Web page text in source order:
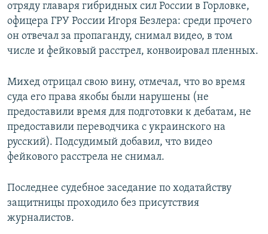
отряду главаря гибридных сил России в Горловке,
офицера ГРУ России Игоря Безлера: среди прочего
он отвечал за пропаганду, снимал видео, в том
числе и фейковый расстрел, конвоировал пленных.
Михед отрицал свою вину, отмечал, что во время
суда его права якобы были нарушены (не
предоставили время для подготовки к дебатам, не
предоставили переводчика с украинского на
русский). Подсудимый добавил, что видео
фейкового расстрела не снимал.
Последнее судебное заседание по ходатайству
защитницы проходило без присутствия
журналистов.